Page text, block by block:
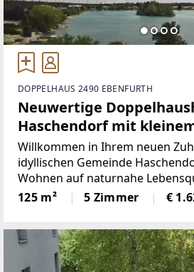
DOPPELHAUS 2490 EBENFURTH
Neuwertige
Haschendorf mit
Balkon und Seezugang
Willkommen in Ihrem neuen
idyllischen Gemeinde
Wohnen auf naturnahe
neuwertige Doppelhaushälfte
großzügigen 125 m² eine
125 m² 5 Zimmer €